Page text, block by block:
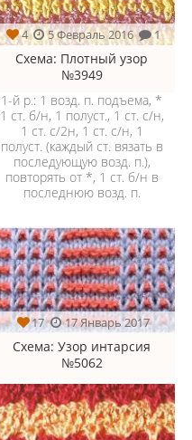
4 5 Февраль 2016 1
Схема: Плотный узор
№3949
1-й p.: 1 возд. п. подъема, *
1 ст. б/н, 1 по­луст., 1 ст. с/н,
1 ст. с/2н, 1 ст. с/н, 1
полуст. (каждый ст. вязать в
последующую возд. п.),
повторять от *, 1 ст. б/н в
последнюю возд. п.
17 17 Январь 2017
Схема: Узор интарсия
№5062